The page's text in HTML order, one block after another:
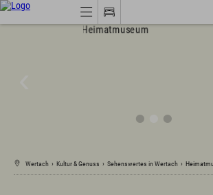
Gesundheit / Wellness
Branchenbuch/Marktplatz
Wertach › Kultur & Genuss › Sehenswertes in Wertach ›